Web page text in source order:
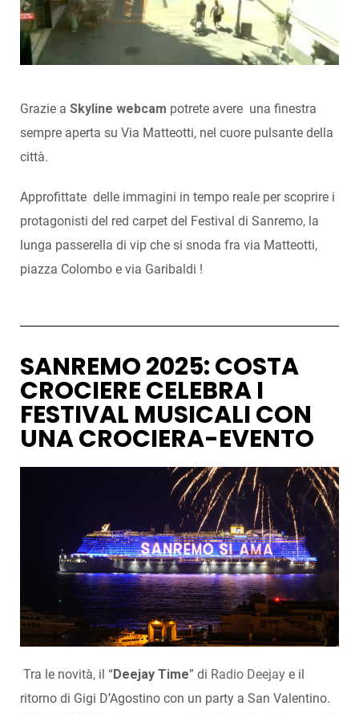
Grazie a Skyline webcam potrete avere una finestra
sempre aperta su Via Matteotti, nel cuore pulsante della
città.
Approfittate delle immagini in tempo reale per scoprire i
protagonisti del red carpet del Festival di Sanremo, la
lunga passerella di vip che si snoda fra via Matteotti,
piazza Colombo e via Garibaldi !
SANREMO 2025: COSTA
CROCIERE CELEBRA I
FESTIVAL MUSICALI CON
UNA CROCIERA-EVENTO
Tra le novità, il “Deejay Time” di Radio Deejay e il
ritorno di Gigi D’Agostino con un party a San Valentino.